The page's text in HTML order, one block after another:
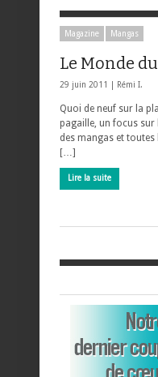
Magazine Mangas
Le Monde
29 juin 2011 | Rémi I.
Quoi de neuf sur la
pagaille, un focus sur
des mangas et toutes
[…]
Lire la suite